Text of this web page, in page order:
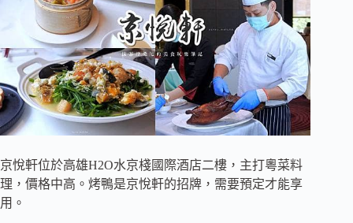
京悅軒位於高雄H2O水京棧國際酒店二樓，主打粵菜料
理，價格中高。烤鴨是京悅軒的招牌，需要預定才能享
用。